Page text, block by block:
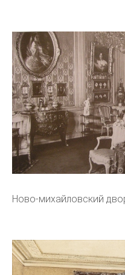
Ново-михайловский